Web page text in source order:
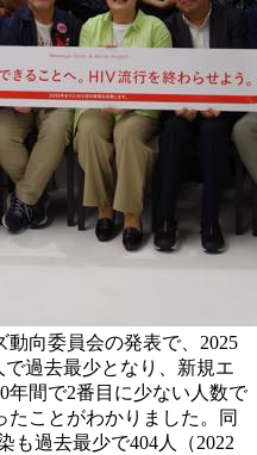
向委員会の発表で、2025
過去最少となり、新規エ
年間で2番目に少ない人数で
たことがわかりました。同
も過去最少で404人（2022